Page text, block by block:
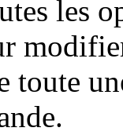
les
toute